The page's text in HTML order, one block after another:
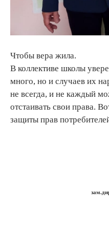
Чтобы вера жила.
В коллективе школы
много, но и случаев их
не всегда, и не каждый
отстаивать свои права.
защиты прав